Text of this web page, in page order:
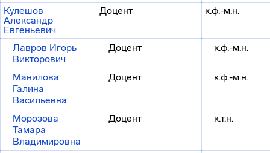
Кулешов
Александр
Евгеньевич
Доцент к.ф.-м.н.
Лавров Игорь
Викторович
Доцент к.ф.-м.н.
Манилова
Галина
Васильевна
Доцент к.ф.-м.н.
Морозова
Тамара
Владимировна
Доцент к.т.н.